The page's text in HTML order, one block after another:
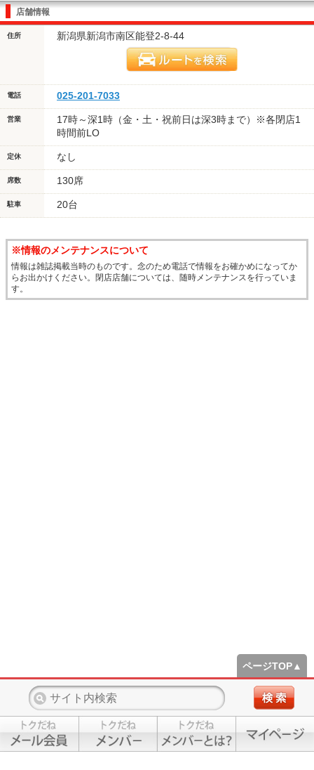
店舗情報
住所 新潟県新潟市南区能登2-8-44
電話 025-201-7033
営業
17時～深1時（金・土・祝前日は深3時まで）※各閉店1
時間前LO
定休 なし
席数 130席
駐車 20台
※情報のメンテナンスについて
情報は雑誌掲載当時のものです。念のため電話で情報をお確かめになってか
らお出かけください。閉店店舗については、随時メンテナンスを行っていま
す。
ページTOP▲